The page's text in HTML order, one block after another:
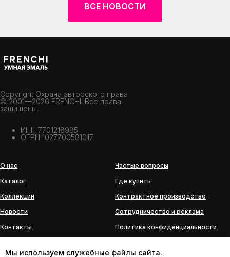
Мы используем служебные файлы сайта.
ВСЕ НОВОСТИ
Copyright Охрана авторского права
© 2001—2026 FRENCHI. Все права
защищены.
ИНН 7701218985
ОГРН 1027700581017
О нас
Каталог
Коллекции
Новости
Контакты
Частые вопросы
Где купить
Контрактное производство
Сотрудничество и реклама
Политика конфиденциальности